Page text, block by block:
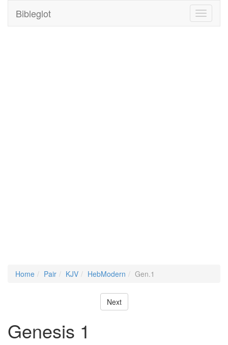
Toggle
Bibleglot
Home Pair KJV HebModern Gen.1
Next
Genesis 1